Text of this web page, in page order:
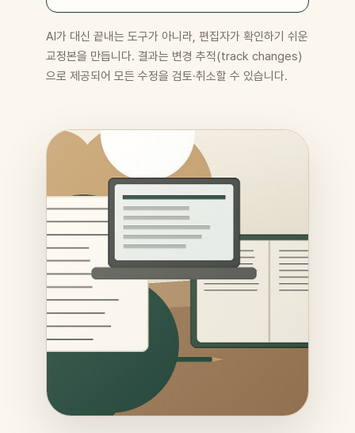
AI가 대신 끝내는 도구가 아니라, 편집자가 확인하기 쉬운
교정본을 만듭니다. 결과는 변경 추적(track changes)
으로 제공되어 모든 수정을 검토·취소할 수 있습니다.